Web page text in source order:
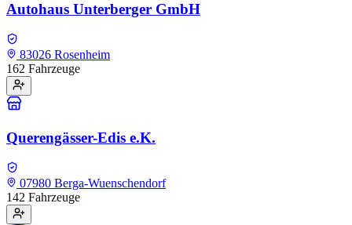
Autohaus Unterberger GmbH
83026 Rosenheim
162 Fahrzeuge
Querengässer-Edis e.K.
07980 Berga-Wuenschendorf
142 Fahrzeuge